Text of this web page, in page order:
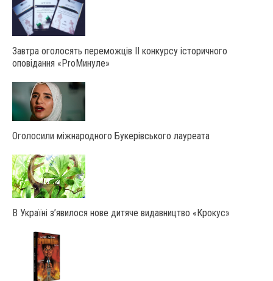
Завтра оголосять переможців ІІ конкурсу історичного
оповідання «ProМинуле»
Оголосили міжнародного Букерівського лауреата
В Україні з’явилося нове дитяче видавництво «Крокус»